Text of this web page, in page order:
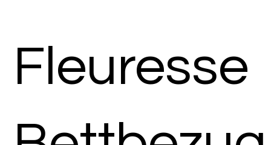
Fleuresse